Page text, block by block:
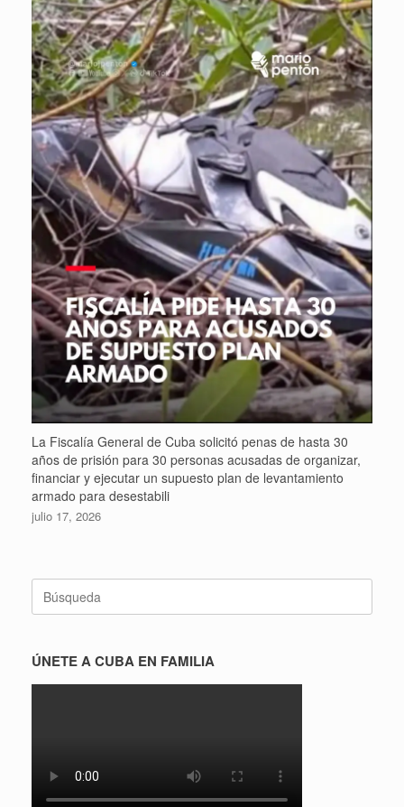
La Fiscalía General de Cuba solicitó penas de hasta 30
años de prisión para 30 personas acusadas de organizar,
financiar y ejecutar un supuesto plan de levantamiento
armado para desestabili
julio 17, 2026
Buscar:
ÚNETE A CUBA EN FAMILIA